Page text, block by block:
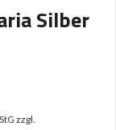
Silber
zzgl.